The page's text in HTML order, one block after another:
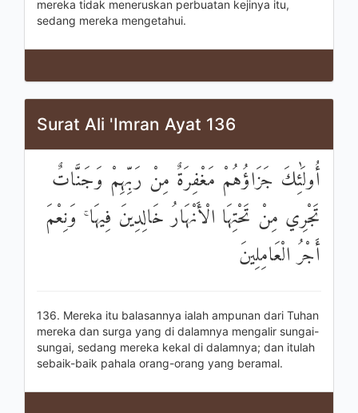
mereka tidak meneruskan perbuatan kejinya itu,
sedang mereka mengetahui.
Surat Ali 'Imran Ayat 136
أُولَٰئِكَ جَزَاؤُهُمْ مَغْفِرَةٌ مِنْ رَبِّهِمْ وَجَنَّاتٌ
تَجْرِي مِنْ تَحْتِهَا الْأَنْهَارُ خَالِدِينَ فِيهَا ۚ وَنِعْمَ
أَجْرُ الْعَامِلِينَ
136. Mereka itu balasannya ialah ampunan dari Tuhan
mereka dan surga yang di dalamnya mengalir sungai-
sungai, sedang mereka kekal di dalamnya; dan itulah
sebaik-baik pahala orang-orang yang beramal.